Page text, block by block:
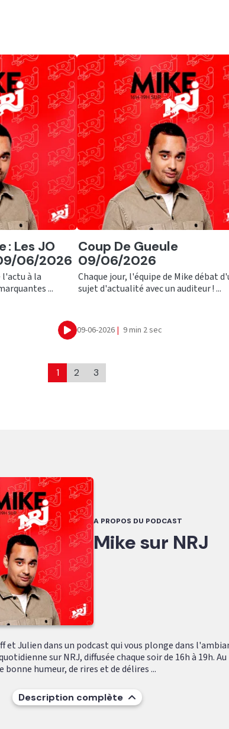
: Les JO
06/2026
l'actu à la
...
Ecouter
Ecouter
Coup De Gueule
09/06/2026
Chaque jour, l'équipe de Mike débat
sujet d'actualité avec un auditeur ! ...
09-06-2026 | 9 min 2 sec
1 2 3
A PROPOS DU PODCAST
Mike sur NRJ
et Julien dans un podcast qui vous plonge dans
sur NRJ, diffusée chaque soir de 16h à 19h. Au
humeur, de rires et de délires ...
Description complète